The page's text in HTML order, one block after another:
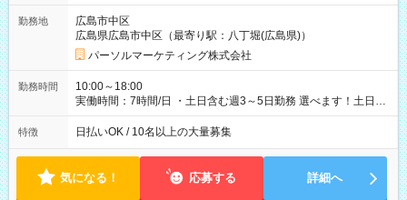
勤務地
広島市中区
広島県広島市中区（最寄り駅：八丁堀(広島県)）
パーソルマーケティング株式会社
勤務時間
10:00～18:00
実働時間：7時間/日 ・土日含む週3～5日勤務 選べます！土日も
休みやすい！ ・残業は有りません！
特徴 日払いOK / 10名以上の大量募集
気になる！ 応募する 詳細へ